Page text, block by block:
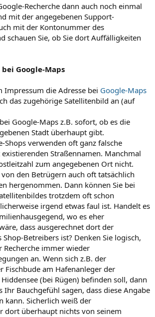
Recherche dann auch noch einmal
mit der angegebenen Support-
mit der Kontonummer des
schauen Sie, ob Sie dort Auffälligkeiten
Google-Maps
Impressum die Adresse bei Google-Maps
das zugehörige Satellitenbild an (auf
Google-Maps z.B. sofort, ob es die
Stadt überhaupt gibt.
Shops verwenden oft ganz falsche
Straßennamen. Manchmal
zum angegebenen Ort nicht.
den Betrügern auch oft tatsächlich
hergenommen. Dann können Sie bei
trotzdem oft schon
irgend etwas faul ist. Handelt es
wo es eher
dass ausgerechnet dort der
Shop-Betreibers ist? Denken Sie logisch,
Recherche immer wieder
an. Wenn sich z.B. der
Fischbude am Hafenanleger der
(bei Rügen) befinden soll, dann
Ihr Bauchgefühl sagen, dass diese Angabe
kann. Sicherlich weiß der
dort überhaupt nichts von seinem